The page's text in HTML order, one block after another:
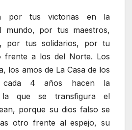
por tus victorias en la
mundo, por tus maestros,
por tus solidarios, por tu
frente a los del Norte. Los
los amos de La Casa de los
cada 4 años hacen la
la que se transfigura el
porque su dios falso se
otro frente al espejo, su